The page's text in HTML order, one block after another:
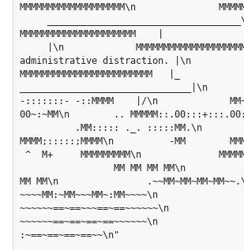
MMMMMMMMMMMMMMMMMMM\n
|\n
administrative distraction.
MMMMMMMMMMMMMMMMMMMMMMMM   |_
_______________________________|\n
-:::::::- -::MMMM    |/\n
00~:~MM\n        ..
.MM::::: ._.
MMMM;:::::;MMMM\n          -MM
^  M+     MMMMMMMMM\n
MM MM MM MM\n
MM MM\n
~~~~MM:~MM~~~MM~:MM~~~~\n
~~~~~~==~==~~~==~==~~~~~~\n
:~==~==~==~==~~\n"